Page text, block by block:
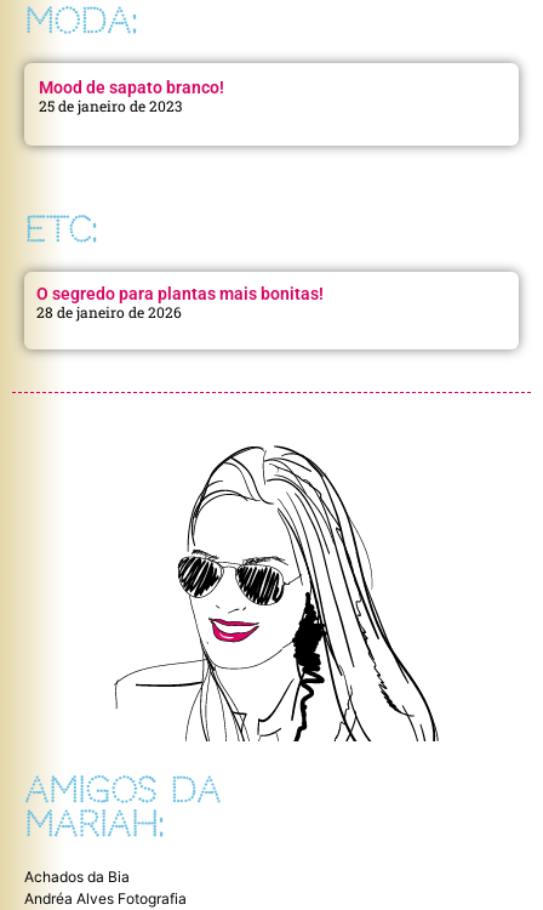
MODA:
Mood de sapato branco!
25 de janeiro de 2023
ETC:
O segredo para plantas mais bonitas!
28 de janeiro de 2026
AMIGOS DA
MARIAH:
Achados da Bia
Andréa Alves Fotografia